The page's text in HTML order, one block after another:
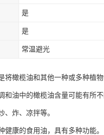
是
是
常温避光
将橄榄油和其他一种或多种植
和油中的橄榄油含量可能有所
、炸、凉拌等。
健康的食用油，具有多种功能。